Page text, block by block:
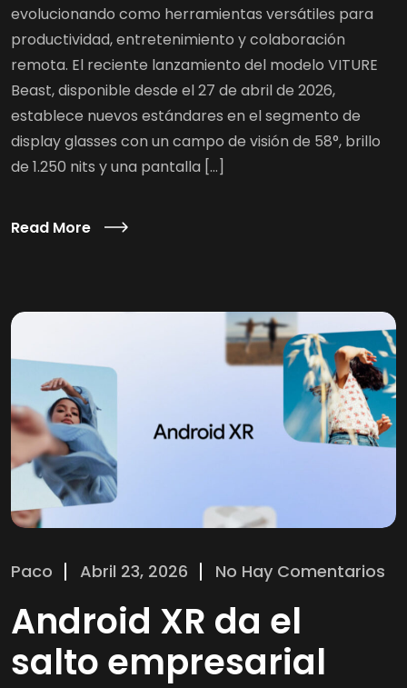
evolucionando como herramientas versátiles para
productividad, entretenimiento y colaboración
remota. El reciente lanzamiento del modelo VITURE
Beast, disponible desde el 27 de abril de 2026,
establece nuevos estándares en el segmento de
display glasses con un campo de visión de 58°, brillo
de 1.250 nits y una pantalla […]
Read More
Paco Abril 23, 2026 No Hay Comentarios
Android XR da el
salto empresarial